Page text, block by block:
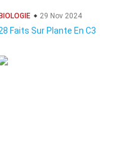
BIOLOGIE 29 Nov 2024
Faits Sur Plante En C3